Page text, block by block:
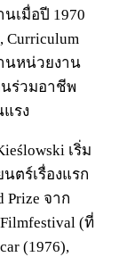
เมื่อปี 1970
Curriculum
นหน่วยงาน
นร่วมอาชีพ
รง
เริ่ม
ตร์เรื่องแรก
Prize จาก
(ที่
(1976),